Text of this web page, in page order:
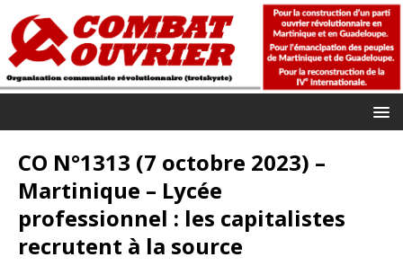
CO N°1313 (7 octobre 2023) –
Martinique – Lycée
professionnel : les capitalistes
recrutent à la source